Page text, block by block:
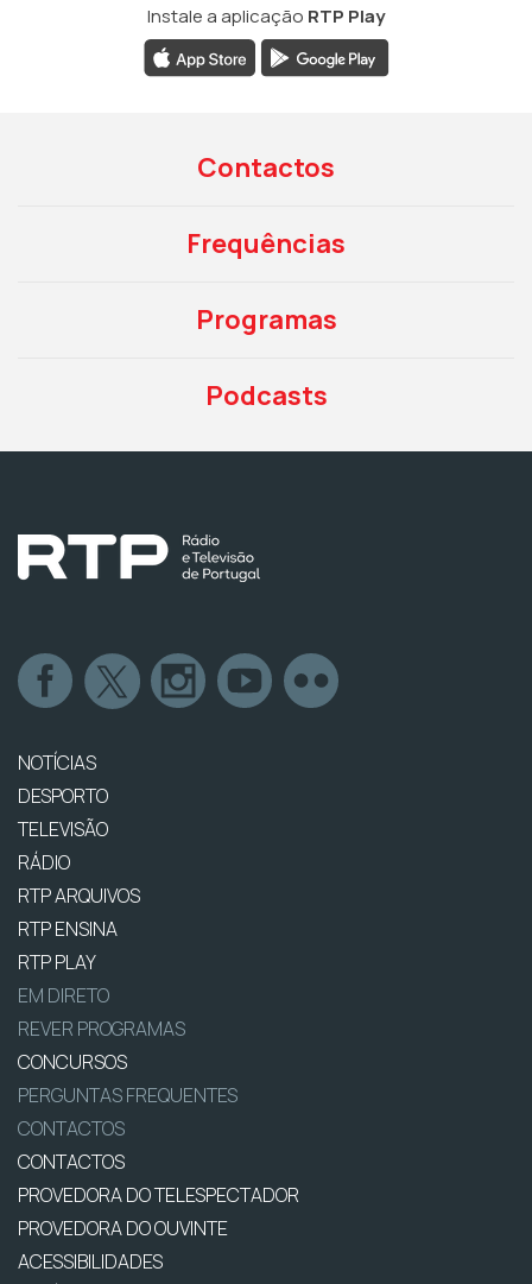
Instale a aplicação RTP Play
Contactos
Frequências
Programas
Podcasts
NOTÍCIAS
DESPORTO
TELEVISÃO
RÁDIO
RTP ARQUIVOS
RTP ENSINA
RTP PLAY
EM DIRETO
REVER PROGRAMAS
CONCURSOS
PERGUNTAS FREQUENTES
CONTACTOS
CONTACTOS
PROVEDORA DO TELESPECTADOR
PROVEDORA DO OUVINTE
ACESSIBILIDADES